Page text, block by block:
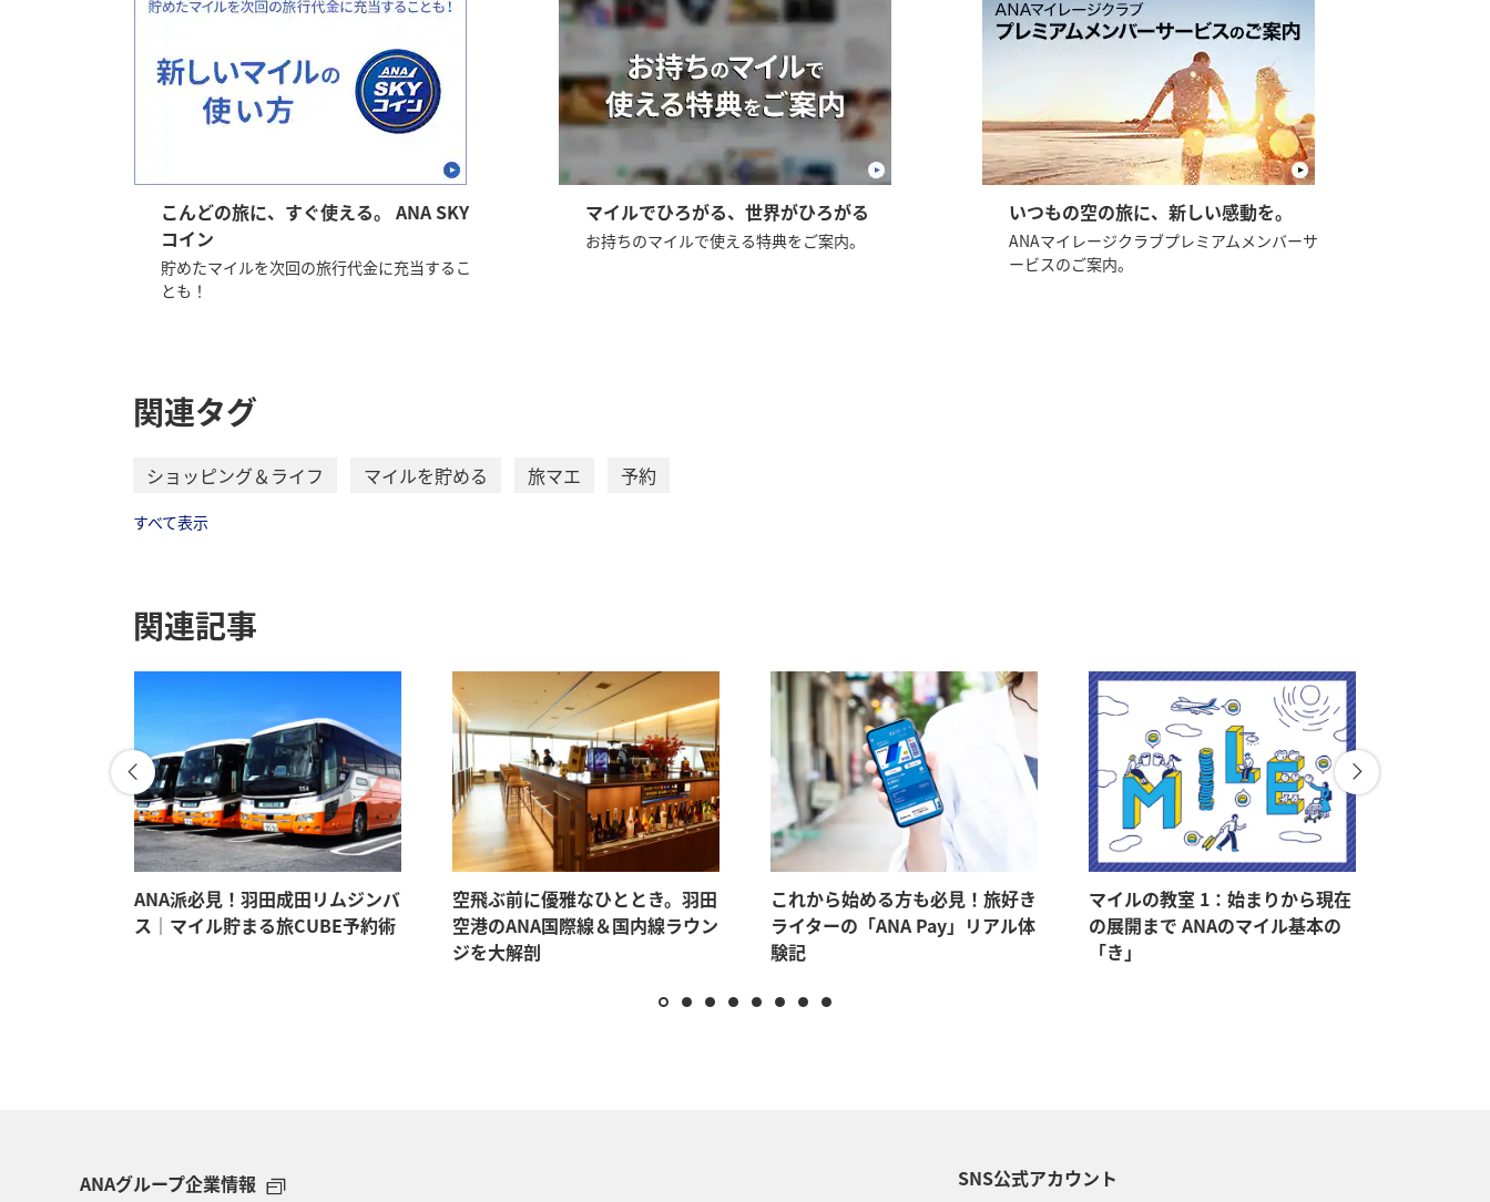
こんどの旅に、すぐ使える。 ANA SKY
コイン
貯めたマイルを次回の旅行代金に充当するこ
とも！
マイルでひろがる、世界がひろがる
お持ちのマイルで使える特典をご案内。
いつもの空の旅に、新しい感動を。
ANAマイレージクラブプレミアムメンバーサ
ービスのご案内。
関連タグ
ショッピング＆ライフ マイルを貯める 旅マエ 予約
すべて表示
関連記事
ANA派必見！羽田成田リムジンバ
ス｜マイル貯まる旅CUBE予約術
空飛ぶ前に優雅なひととき。羽田
空港のANA国際線＆国内線ラウン
ジを大解剖
これから始める方も必見！旅好き
ライターの「ANA Pay」リアル体
験記
マイルの教室 1：始まりから現在
の展開まで ANAのマイル基本の
「き」
ANAグループ企業情報 SNS公式アカウント